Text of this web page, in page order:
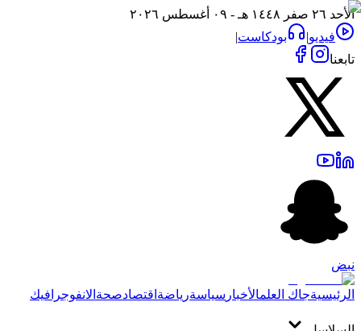
الأحد ٢٦ صفر ١٤٤٨ هـ - ٠٩ أغسطس ٢٠٢٦
فيديو| بودكاست|
تابعنا
نبض
الرئيسيةجاك العلمالأخبار سياسةرياضةاقتصادصحةالانفوجرافيك